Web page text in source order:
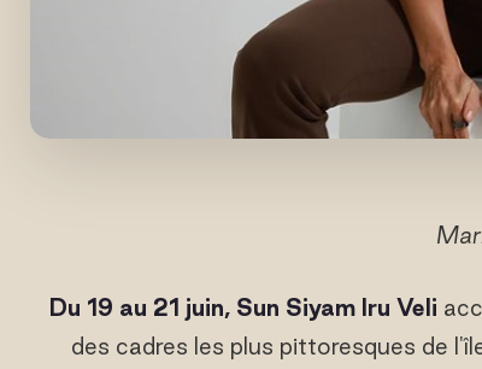
Du 19 au 21 juin, Sun Siyam Iru Veli
des cadres les plus pittoresques de